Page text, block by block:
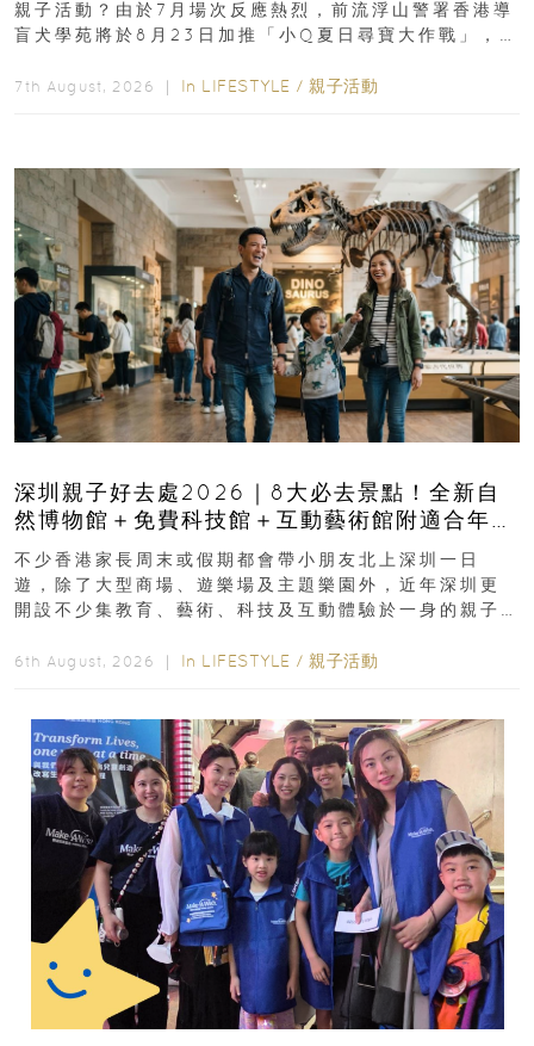
親子活動？由於7月場次反應熱烈，前流浮山警署香港導
盲犬學苑將於8月23日加推「小Q夏日尋寶大作戰」，家
7th August, 2026 ｜ In LIFESTYLE / 親子活動
深圳親子好去處2026｜8大必去景點！全新自
然博物館＋免費科技館＋互動藝術館附適合年
齡、交通、門票、開放時間
不少香港家長周末或假期都會帶小朋友北上深圳一日
遊，除了大型商場、遊樂場及主題樂園外，近年深圳更
開設不少集教育、藝術、科技及互動體驗於一身的親子
6th August, 2026 ｜ In LIFESTYLE / 親子活動